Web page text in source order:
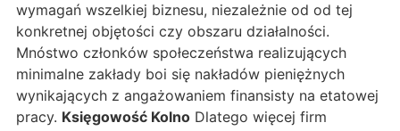
wymagań wszelkiej biznesu, niezależnie od od tej
konkretnej objętości czy obszaru działalności.
Mnóstwo członków społeczeństwa realizujących
minimalne zakłady boi się nakładów pieniężnych
wynikających z angażowaniem finansisty na etatowej
pracy. Księgowość Kolno Dlatego więcej firm